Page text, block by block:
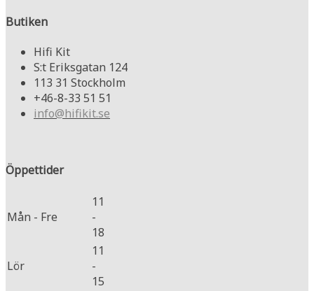
Butiken
Hifi Kit
S:t Eriksgatan 124
113 31 Stockholm
+46-8-33 51 51
info@hifikit.se
Öppettider
Mån - Fre
11
-
18
Lör
11
-
15